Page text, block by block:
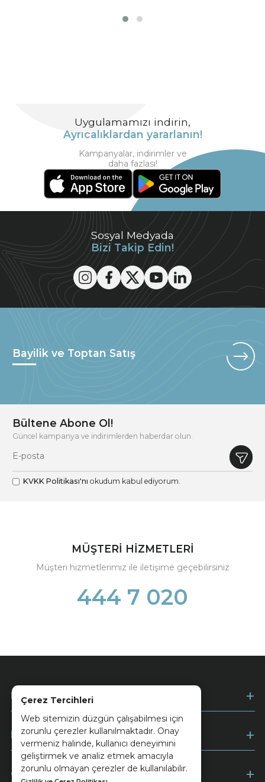
Çerez Tercihleri
Web sitemizin düzgün çalışabilmesi için
zorunlu çerezler kullanılmaktadır. Onay
vermeniz halinde, kullanıcı deneyimini
geliştirmek ve analiz etmek amacıyla
zorunlu olmayan çerezler de kullanılabilir.
Sosyal Medyada
Bizi Takip Edin!
Uygulamamızı indirin,
Ayrıcalıklardan yararlanın!
Kampanyalar, indirimler ve
daha fazlası!
Bayilik ve Toptan Satış
Bültene Abone Ol!
Güncel kampanya ve indirimlerden haberdar olun.
KVKK Politikası'nı okudum kabul ediyorum.
MÜŞTERİ HİZMETLERİ
Müşteri hizmetlerimiz ile iletişime geçebilirsiniz
444 7 020
Kurumsal
Müşteri Hizmetleri
Ödeme